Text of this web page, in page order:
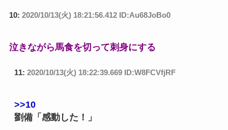
10: 2020/10/13(火) 18:21:56.412 ID:Au68JoBo0
泣きながら馬食を切って刺身にする
11: 2020/10/13(火) 18:22:39.669 ID:W8FCVfjRF
>>10
劉備「感動した！」